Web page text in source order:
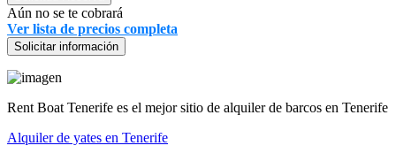
Aún no se te cobrará
Ver lista de precios completa
Solicitar información
Rent Boat Tenerife es el mejor sitio de alquiler de barcos en Tenerife
Alquiler de yates en Tenerife